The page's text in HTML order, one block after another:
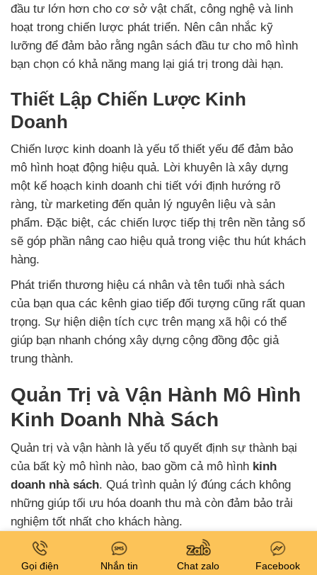
Gọi điện Nhắn tin Chat zalo Facebook
đầu tư lớn hơn cho cơ sở vật chất, công nghệ và linh
hoạt trong chiến lược phát triển. Nên cân nhắc kỹ
lưỡng để đảm bảo rằng ngân sách đầu tư cho mô hình
bạn chọn có khả năng mang lại giá trị trong dài hạn.
Thiết Lập Chiến Lược Kinh
Doanh
Chiến lược kinh doanh là yếu tố thiết yếu để đảm bảo
mô hình hoạt động hiệu quả. Lời khuyên là xây dựng
một kế hoạch kinh doanh chi tiết với định hướng rõ
ràng, từ marketing đến quản lý nguyên liệu và sản
phẩm. Đặc biệt, các chiến lược tiếp thị trên nền tảng số
sẽ góp phần nâng cao hiệu quả trong việc thu hút khách
hàng.
Phát triển thương hiệu cá nhân và tên tuổi nhà sách
của bạn qua các kênh giao tiếp đối tượng cũng rất quan
trọng. Sự hiện diện tích cực trên mạng xã hội có thể
giúp bạn nhanh chóng xây dựng cộng đồng độc giả
trung thành.
Quản Trị và Vận Hành Mô Hình
Kinh Doanh Nhà Sách
Quản trị và vận hành là yếu tố quyết định sự thành bại
của bất kỳ mô hình nào, bao gồm cả mô hình kinh
doanh nhà sách. Quá trình quản lý đúng cách không
những giúp tối ưu hóa doanh thu mà còn đảm bảo trải
nghiệm tốt nhất cho khách hàng.
Xây Dựng Đội Ngũ Nhân Sự Chất